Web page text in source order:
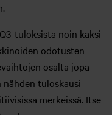
tuloksista noin kaksi
odotusten
osalta jopa
tuloskausi
merkeissä. Itse